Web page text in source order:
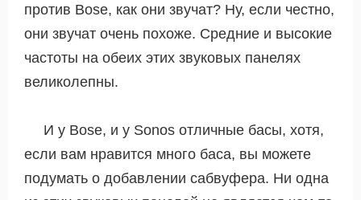
против Bose, как они звучат? Ну, если честно,
они звучат очень похоже. Средние и высокие
частоты на обеих этих звуковых панелях
великолепны.
И у Bose, и у Sonos отличные басы, хотя,
если вам нравится много баса, вы можете
подумать о добавлении сабвуфера. Ни одна